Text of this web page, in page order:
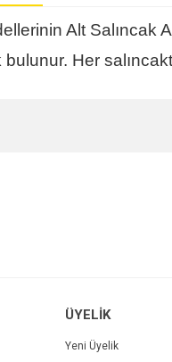
Alt Salıncak
Her
ÜYELİK
Yeni Üyelik